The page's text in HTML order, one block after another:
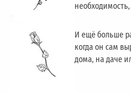
И ещё больше
когда он сам
дома, на даче